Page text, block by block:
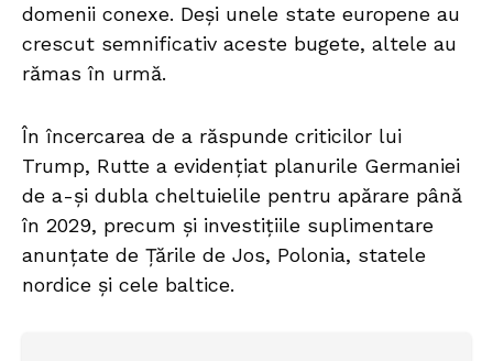
domenii conexe. Deși unele state europene au
crescut semnificativ aceste bugete, altele au
rămas în urmă.
În încercarea de a răspunde criticilor lui
Trump, Rutte a evidențiat planurile Germaniei
de a-și dubla cheltuielile pentru apărare până
în 2029, precum și investițiile suplimentare
anunțate de Țările de Jos, Polonia, statele
nordice și cele baltice.